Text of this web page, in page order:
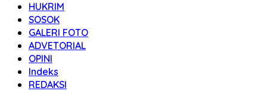
HUKRIM
SOSOK
GALERI FOTO
ADVETORIAL
OPINI
Indeks
REDAKSI